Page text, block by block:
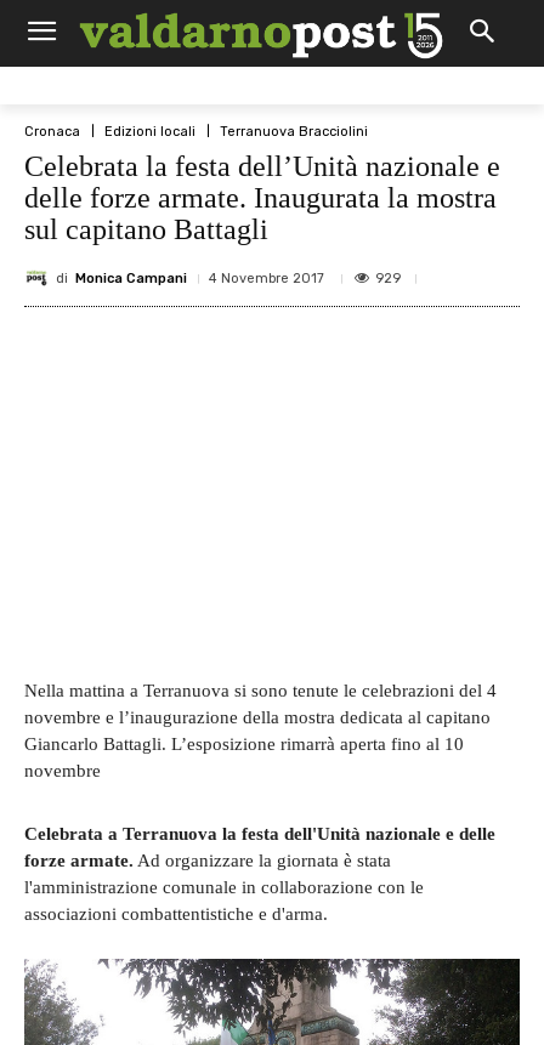
Cronaca Edizioni locali Terranuova Bracciolini
Celebrata la festa dell’Unità nazionale e
delle forze armate. Inaugurata la mostra
sul capitano Battagli
di Monica Campani 4 Novembre 2017 929
Nella mattina a Terranuova si sono tenute le celebrazioni del 4
novembre e l’inaugurazione della mostra dedicata al capitano
Giancarlo Battagli. L’esposizione rimarrà aperta fino al 10
novembre
Celebrata a Terranuova la festa dell'Unità nazionale e delle
forze armate. Ad organizzare la giornata è stata
l'amministrazione comunale in collaborazione con le
associazioni combattentistiche e d'arma.